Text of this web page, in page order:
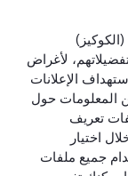
لأغراض
الإعلانات
المعلومات حول
تعريف
اختيار
جميع ملفات